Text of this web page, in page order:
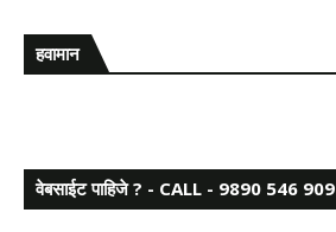
हवामान
वेबसाईट पाहिजे ? - CALL - 9890 546 909